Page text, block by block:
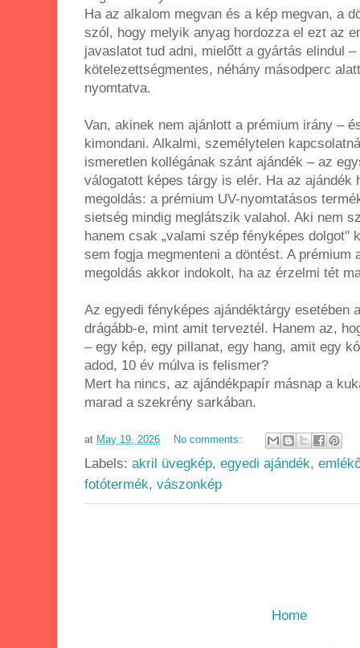
Ha az alkalom megvan és a kép megvan, a
szól, hogy melyik anyag hordozza el ezt az
javaslatot tud adni, mielőtt a gyártás elindul
kötelezettségmentes, néhány másodperc
nyomtatva.
Van, akinek nem ajánlott a prémium irány –
kimondani. Alkalmi, személytelen
ismeretlen kollégának szánt ajándék – az
válogatott képes tárgy is elér. Ha az ajándék
megoldás: a prémium UV-nyomtatásos
sietség mindig meglátszik valahol. Aki nem
hanem csak „valami szép fényképes dolgot"
sem fogja megmenteni a döntést. A
megoldás akkor indokolt, ha az érzelmi tét
Az egyedi fényképes ajándéktárgy esetében
drágább-e, mint amit terveztél. Hanem az,
– egy kép, egy pillanat, egy hang, amit egy
adod, 10 év múlva is felismer?
Mert ha nincs, az ajándékpapír másnap a
marad a szekrény sarkában.
at May 19, 2026 No comments:
Labels: akril üvegkép, egyedi ajándék,
fotótermék, vászonkép
Home